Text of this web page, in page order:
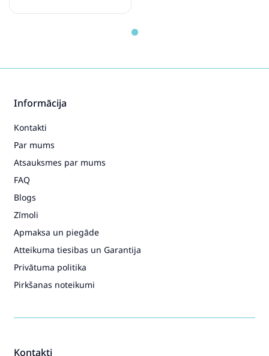
Kontakti
Informācija
Kontakti
Par mums
Atsauksmes par mums
FAQ
Blogs
Zīmoli
Apmaksa un piegāde
Atteikuma tiesibas un Garantija
Privātuma politika
Pirkšanas noteikumi